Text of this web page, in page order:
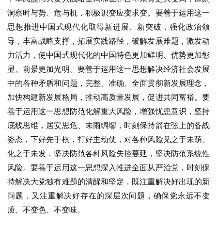
八
点
僧
音
高
僧
访
谈
心
乐
菩
提
专
洞察时与势、危与机，积极识变应变求变。要善于运用这一
思想推进中国式现代化取得新进展、新突破，强化政治领
导，丰富战略支撑，拓展实践路径，破解发展难题，激发动
力活力，使中国式现代化的中国特色更加鲜明、优势更加彰
显、前景更加光明。要善于运用这一思想解决经济社会发展
中的各种矛盾和问题，完整、准确、全面贯彻新发展理念，
加快构建新发展格局，推动高质量发展，促进共同富裕。要
善于运用这一思想防范化解重大风险，增强忧患意识，坚持
底线思维，居安思危、未雨绸缪，时刻保持箭在弦上的备战
姿态，下好先手棋，打好主动仗，对各种风险见之于未萌、
化之于未发，坚决防范各种风险失控蔓延，坚决防范系统性
风险。要善于运用这一思想深入推进全面从严治党，时刻保
持解决大党独有难题的清醒和坚定，既注重解决好出现的新
问题，又注重解决好存在的深层次问题，确保党永远不变
质、不变色、不变味。